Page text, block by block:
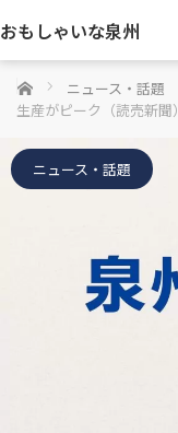
おもしゃいな泉州
ホーム ニュース・話題
生産がピーク（読売新聞）
ニュース・話題